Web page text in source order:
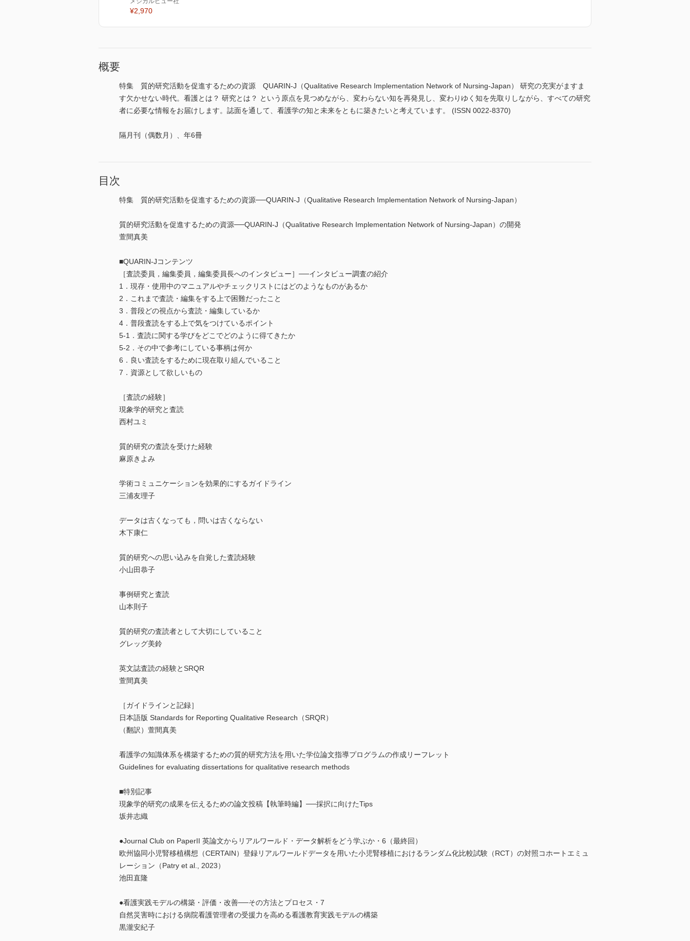
¥2,970
概要
特集 質的研究活動を促進するための資源 QUARIN-J（Qualitative Research Implementation Network of Nursing-Japan） 研究の充実がますま
す欠かせない時代。看護とは？ 研究とは？ という原点を見つめながら、変わらない知を再発見し、変わりゆく知を先取りしながら、すべての研究
者に必要な情報をお届けします。誌面を通して、看護学の知と未来をともに築きたいと考えています。 (ISSN 0022-8370)
隔月刊（偶数月）、年6冊
目次
特集 質的研究活動を促進するための資源──QUARIN-J（Qualitative Research Implementation Network of Nursing-Japan）
質的研究活動を促進するための資源──QUARIN-J（Qualitative Research Implementation Network of Nursing-Japan）の開発
萱間真美
■QUARIN-Jコンテンツ
［査読委員，編集委員，編集委員長へのインタビュー］──インタビュー調査の紹介
1．現存・使用中のマニュアルやチェックリストにはどのようなものがあるか
2．これまで査読・編集をする上で困難だったこと
3．普段どの視点から査読・編集しているか
4．普段査読をする上で気をつけているポイント
5-1．査読に関する学びをどこでどのように得てきたか
5-2．その中で参考にしている事柄は何か
6．良い査読をするために現在取り組んでいること
7．資源として欲しいもの
［査読の経験］
現象学的研究と査読
西村ユミ
質的研究の査読を受けた経験
麻原きよみ
学術コミュニケーションを効果的にするガイドライン
三浦友理子
データは古くなっても，問いは古くならない
木下康仁
質的研究への思い込みを自覚した査読経験
小山田恭子
事例研究と査読
山本則子
質的研究の査読者として大切にしていること
グレッグ美鈴
英文誌査読の経験とSRQR
萱間真美
［ガイドラインと記録］
日本語版 Standards for Reporting Qualitative Research（SRQR）
（翻訳）萱間真美
看護学の知識体系を構築するための質的研究方法を用いた学位論文指導プログラムの作成リーフレット
Guidelines for evaluating dissertations for qualitative research methods
■特別記事
現象学的研究の成果を伝えるための論文投稿【執筆時編】──採択に向けたTips
坂井志織
●Journal Club on PaperII 英論文からリアルワールド・データ解析をどう学ぶか・6（最終回）
欧州協同小児腎移植構想（CERTAIN）登録リアルワールドデータを用いた小児腎移植におけるランダム化比較試験（RCT）の対照コホートエミュ
レーション（Patry et al., 2023）
池田直隆
●看護実践モデルの構築・評価・改善──その方法とプロセス・7
自然災害時における病院看護管理者の受援力を高める看護教育実践モデルの構築
黒瀧安紀子